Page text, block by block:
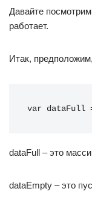
Давайте
работает.
Итак,
var dataFull
dataFull – это
dataEmpty – это